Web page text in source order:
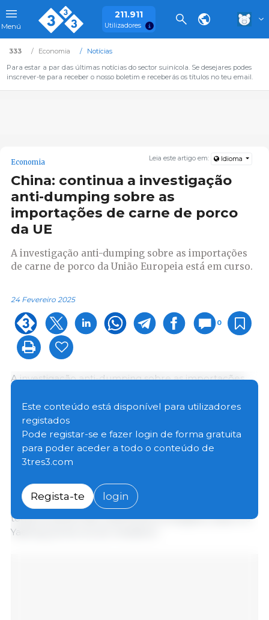
Menú
211.911
Utilizadores
333 Economia
Notícias
Para estar a par das últimas notícias do sector suinícola. Se desejares podes
inscrever-te para receber o nosso boletim e receberás os títulos no teu email.
Leia este artigo em: Idioma
Economia
China: continua a investigação
anti-dumping sobre as
importações de carne de porco
da UE
A investigação anti-dumping sobre as importações
de carne de porco da União Europeia está em curso.
24 Fevereiro 2025
0
A investigação anti-dumping sobre as importações
investigação anti-subsídios sobre as importações de
produtos lácteos da UE estão em curso, de acordo
com o Ministério do Comércio da China.
A China irá abordar estes casos de forma aberta e
chineses e seguindo as regras da Organização
Mundial do Comércio, garantindo que os direitos de
todas as partes são totalmente protegidos, disse He
Yadong, porta-voz do ministério.
Este conteúdo está disponível para utilizadores
registados
Pode registar-se e fazer login de forma gratuita
para poder aceder a todo o conteúdo de
3tres3.com
Regista-te login